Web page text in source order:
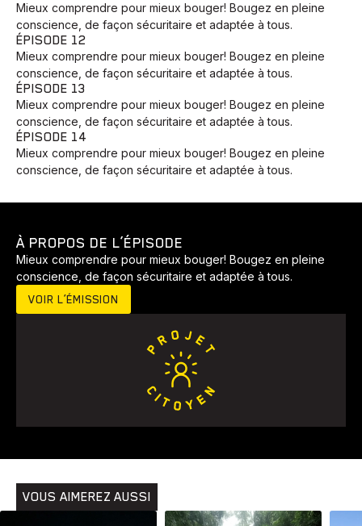
Animaux Bingo Communauté
Mieux comprendre pour mieux bouger! Bougez en pleine
conscience, de façon sécuritaire et adaptée à tous.
ÉPISODE 12
Mieux comprendre pour mieux bouger! Bougez en pleine
conscience, de façon sécuritaire et adaptée à tous.
ÉPISODE 13
Mieux comprendre pour mieux bouger! Bougez en pleine
conscience, de façon sécuritaire et adaptée à tous.
ÉPISODE 14
Mieux comprendre pour mieux bouger! Bougez en pleine
conscience, de façon sécuritaire et adaptée à tous.
À PROPOS DE L’ÉPISODE
Mieux comprendre pour mieux bouger! Bougez en pleine
conscience, de façon sécuritaire et adaptée à tous.
VOIR L’ÉMISSION
VOUS AIMEREZ AUSSI